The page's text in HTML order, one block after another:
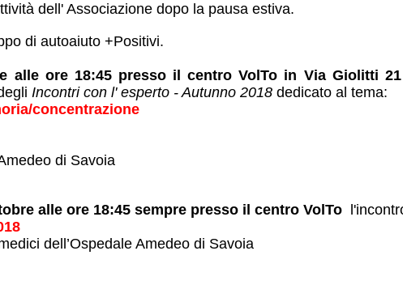
dell' Associazione dopo la pausa estiva.
di autoaiuto +Positivi.
alle ore 18:45 presso il centro VolTo in Via Giolitti
Incontri con l' esperto - Autunno 2018 dedicato al tema:
concentrazione
di Savoia
alle ore 18:45 sempre presso il centro VolTo
dell’Ospedale Amedeo di Savoia